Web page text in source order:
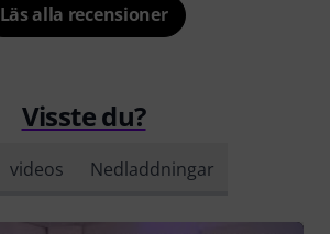
Läs alla recensioner
Visste du?
videos Nedladdningar